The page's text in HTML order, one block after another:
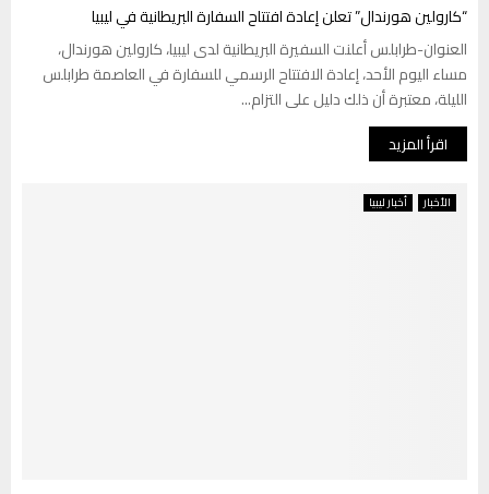
“كارولين هورندال” تعلن إعادة افتتاح السفارة البريطانية في ليبيا
العنوان-طرابلس أعلنت السفيرة البريطانية لدى ليبيا، كارولين هورندال،
مساء اليوم الأحد، إعادة الافتتاح الرسمي للسفارة في العاصمة طرابلس
الليلة، معتبرة أن ذلك دليل على التزام...
اقرأ المزيد
الأخبار أخبار ليبيا